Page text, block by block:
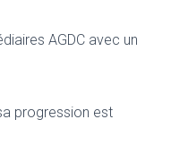
AGDC avec un
progression est